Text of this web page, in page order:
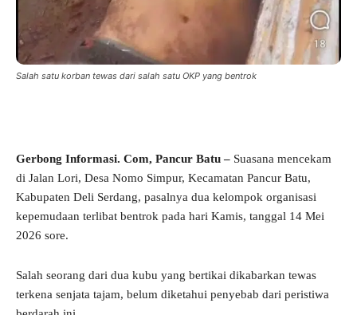
Salah satu korban tewas dari salah satu OKP yang bentrok
Gerbong Informasi. Com, Pancur Batu – Suasana mencekam
di Jalan Lori, Desa Nomo Simpur, Kecamatan Pancur Batu,
Kabupaten Deli Serdang, pasalnya dua kelompok organisasi
kepemudaan terlibat bentrok pada hari Kamis, tanggal 14 Mei
2026 sore.
Salah seorang dari dua kubu yang bertikai dikabarkan tewas
terkena senjata tajam, belum diketahui penyebab dari peristiwa